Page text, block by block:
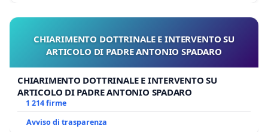
CHIARIMENTO DOTTRINALE E INTERVENTO SU
ARTICOLO DI PADRE ANTONIO SPADARO
CHIARIMENTO DOTTRINALE E INTERVENTO SU
ARTICOLO DI PADRE ANTONIO SPADARO
1 214 firme
Avviso di trasparenza